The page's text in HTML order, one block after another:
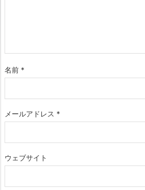
名前 *
メールアドレス *
ウェブサイト